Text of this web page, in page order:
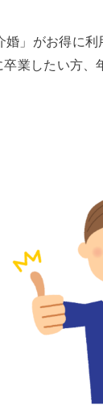
」がお得に
業したい方